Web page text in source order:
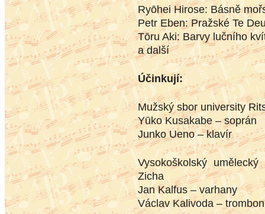
Ryōhei Hirose: Básně
Petr Eben: Pražské Te
Tōru Aki: Barvy lučního
a další
Účinkují:
Mužský sbor university
Yūko Kusakabe – soprán
Junko Ueno – klavír
Vysokoškolský
Zicha
Jan Kalfus – varhany
Václav Kalivoda – trombon